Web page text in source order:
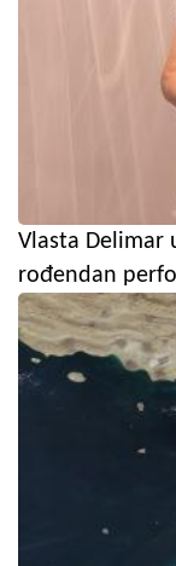
Vlasta Delimar
rođendan